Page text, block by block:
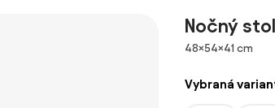
Nočný
Rozmery
48×54×41 cm
Vybraná